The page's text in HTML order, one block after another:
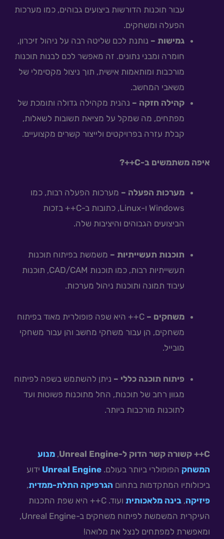
עבור תוכנות הדורשות ביצועים גבוהים, כמו מערכות
הפעלה ומשחקים.
גמישות – נותנת לכם שליטה רבה על ניהול זיכרון,
חומרה ומבני נתונים. זה מאפשר לכם לבנות תוכנות
מורכבות ומותאמות אישית, תוך ניצול מקסימלי של
משאבי המחשב.
קהילה חזקה – נהנית מקהילה גדולה ותומכת של
מפתחים, מה שמקל על מציאת תשובות לשאלות,
קבלת עזרה בפרויקטים ולייצור קשרים מקצועיים.
איפה משתמשים ב-C++?
מערכות הפעלה – מערכות הפעלה רבות, כמו
Windows ו-Linux, כתובות ב-C++ בזכות
הביצועים הגבוהים והיציבות שלה.
תוכנות תעשייתיות – משמשת בפיתוח תוכנות
תעשייתיות רבות, כמו תוכנות CAD/CAM, תוכנות
עיבוד תמונה ותוכנות ניהול מערכות.
משחקים –
C++ היא שפה פופולרית מאוד בפיתוח
משחקים, הן עבור משחקי מחשב והן עבור משחקי
מובייל.
פיתוח תוכנה כללי – ניתן להשתמש בשפה לפיתוח
מגוון רחב של תוכנות, החל מתוכנות פשוטות ועד
לתוכנות מורכבות ביותר.
C++ קשורה קשר הדוק ל-Unreal Engine , מנוע
המשחק הפופולרי ביותר בעולם. Unreal Engine ידוע
ביכולותיו המתקדמות בתחום הגרפיקה התלת-ממדית,
פיזיקה, בינה מלאכותית
ועוד. C++ היא שפת התכנות
העיקרית המשמשת לפיתוח משחקים ב-Unreal Engine,
ומאפשרת למפתחים לנצל את מלואה!